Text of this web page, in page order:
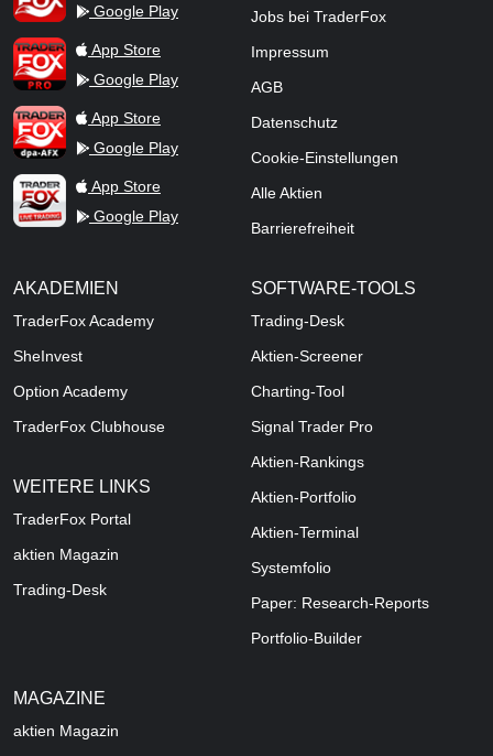
Google Play
TraderFox ProApp Store
Google Play
TraderFox dpa-AFX ProFeed
App Store
Google Play
TraderFox Live Trading
App Store
Google Play
Jobs bei TraderFox
Impressum
AGB
Datenschutz
Cookie-Einstellungen
Alle Aktien
Barrierefreiheit
AKADEMIEN
TraderFox Academy
SheInvest
Option Academy
TraderFox Clubhouse
WEITERE LINKS
TraderFox Portal
aktien Magazin
Trading-Desk
SOFTWARE-TOOLS
Trading-Desk
Aktien-Screener
Charting-Tool
Signal Trader Pro
Aktien-Rankings
Aktien-Portfolio
Aktien-Terminal
Systemfolio
Paper: Research-Reports
Portfolio-Builder
MAGAZINE
aktien Magazin